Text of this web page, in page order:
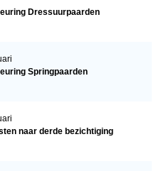
Dressuurpaarden
Springpaarden
naar derde bezichtiging